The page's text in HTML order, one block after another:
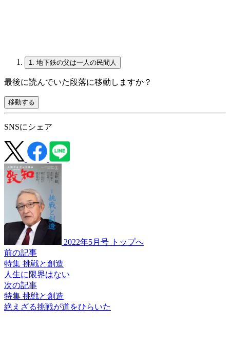
1. 地下鉄の父は一人の民間人
最後に読んでいた段落に移動しますか？
移動する
SNSにシェア
2022年5月号 トップへ
前の記事
特集 挑戦と創造
人生に限界はない
次の記事
特集 挑戦と創造
絶えざる挑戦が道をひらいた